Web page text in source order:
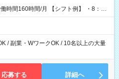
/月 【シフト例】 ・8：00
/ 副業・WワークOK / 10名以上の大量
応募する 詳細へ